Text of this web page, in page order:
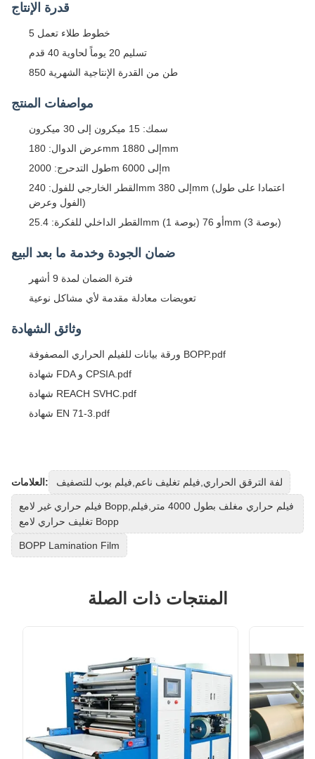
قدرة الإنتاج
5 خطوط طلاء تعمل
تسليم 20 يوماً لحاوية 40 قدم
850 طن من القدرة الإنتاجية الشهرية
مواصفات المنتج
سمك: 15 ميكرون إلى 30 ميكرون
عرض الدوال: 180mm إلى 1880mm
طول التدحرج: 2000m إلى 6000m
القطر الخارجي للفول: 240mm إلى 380mm (اعتمادا على طول
الفول وعرض)
القطر الداخلي للفكرة: 25.4mm (1 بوصة) أو 76mm (3 بوصة)
ضمان الجودة وخدمة ما بعد البيع
فترة الضمان لمدة 9 أشهر
تعويضات معادلة مقدمة لأي مشاكل نوعية
وثائق الشهادة
ورقة بيانات للفيلم الحراري المصفوفة BOPP.pdf
شهادة FDA و CPSIA.pdf
شهادة REACH SVHC.pdf
شهادة EN 71-3.pdf
العلامات: لفة الترقق الحراري,فيلم تغليف ناعم,فيلم بوب للتصفيف
فيلم حراري غير لامع Bopp,فيلم حراري مغلف بطول 4000 متر,فيلم
تغليف حراري لامع Bopp
BOPP Lamination Film
المنتجات ذات الصلة